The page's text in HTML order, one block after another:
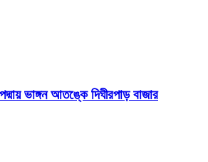
পদ্মায় ভাঙ্গন আতঙ্কে দিঘীরপাড় বাজার